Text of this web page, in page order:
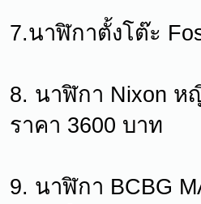
7.นาฬิกาตั้งโต๊ะ
8. นาฬิกา Nixon ห
ราคา 3600 บาท
9. นาฬิกา BCBG